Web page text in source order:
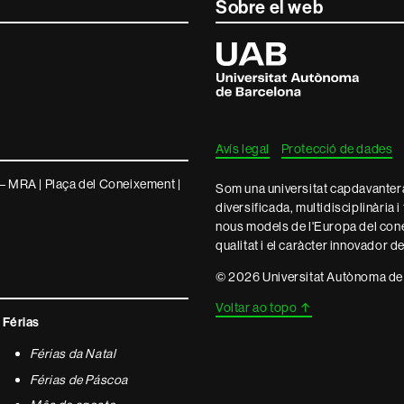
| Plaça del Coneixement |
Férias
Férias da Natal
Férias de Páscoa
Sobre el web
Universitat
Autònoma
de
Barcelona
Avís legal Protecció de dades
Som una universitat
diversificada, multidisciplinària i
nous models de l'Europa del
qualitat i el caràcter innovador
© 2026 Universitat Autònoma
Voltar ao topo ↑